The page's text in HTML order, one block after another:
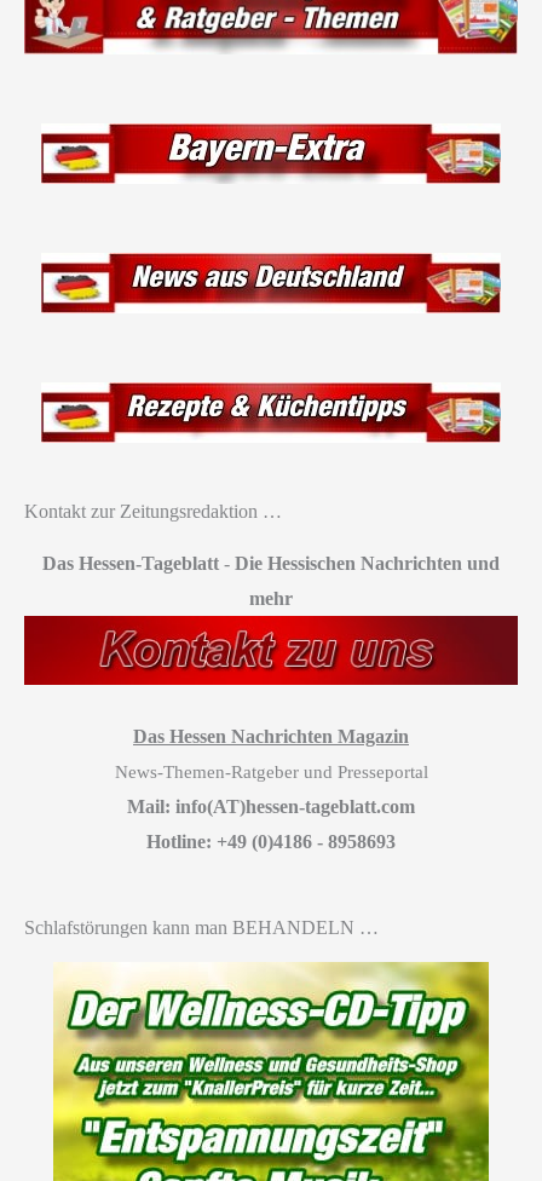
Kontakt zur Zeitungsredaktion …
Das Hessen-Tageblatt - Die Hessischen Nachrichten und
mehr
Das Hessen Nachrichten Magazin
News-Themen-Ratgeber und Presseportal
Mail: info(AT)hessen-tageblatt.com
Hotline: +49 (0)4186 - 8958693
Schlafstörungen kann man BEHANDELN …